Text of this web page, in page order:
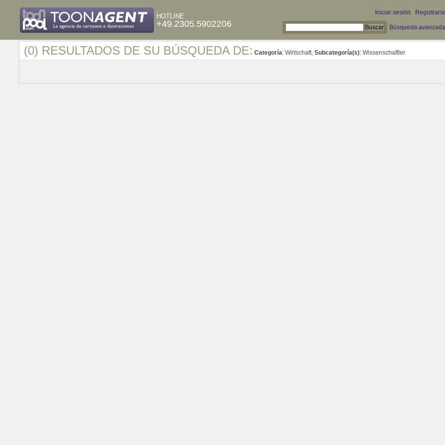
HOTLINE
+49.2305.5902206
Iniciar sesión
Búsqueda avanzada
(0) RESULTADOS DE SU BÚSQUEDA DE: Categoría: Wirtschaft, Subcategoría(s): Wissenschaftler